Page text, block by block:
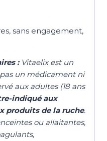
sans engagement,
:Vitaelix est un
un médicament ni
aux adultes (18 ans
indiqué aux
produits de la ruche.
ou allaitantes,